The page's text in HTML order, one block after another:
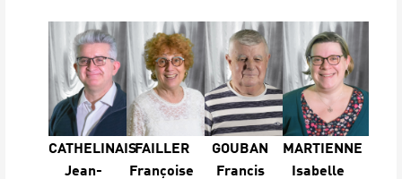
CATHELINAIS
Jean-
FAILLER
Françoise
GOUBAN
Francis
MARTIENNE
Isabelle